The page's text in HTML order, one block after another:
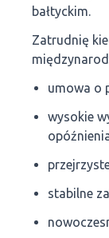
bałtyckim.
Zatrudnię
umowa o
wysokie
stabilne